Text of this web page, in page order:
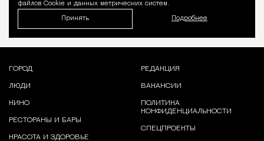
файлов Cookie и данных метрических систем.
Принять Подробнее
ГОРОД
ЛЮДИ
КИНО
РЕСТОРАНЫ И БАРЫ
КРАСОТА И ЗДОРОВЬЕ
РЕДАКЦИЯ
ВАКАНСИИ
ПОЛИТИКА
КОНФИДЕНЦИАЛЬНОСТИ
СПЕЦПРОЕКТЫ